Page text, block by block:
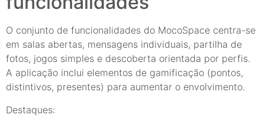
O conjunto de funcionalidades do MocoSpace centra-se
em salas abertas, mensagens individuais, partilha de
fotos, jogos simples e descoberta orientada por perfis.
A aplicação inclui elementos de gamificação (pontos,
distintivos, presentes) para aumentar o envolvimento.
Destaques: